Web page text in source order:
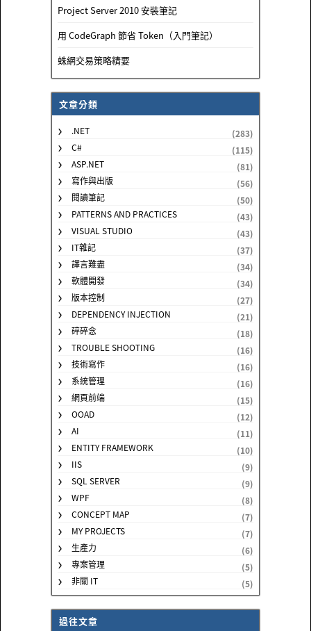
Project Server 2010 安裝筆記
用 CodeGraph 節省 Token（入門筆記）
蛛網交易策略精要
文章分類
.NET
(283)
C#
(115)
ASP.NET
(81)
寫作與出版
(56)
閱讀筆記
(50)
PATTERNS AND PRACTICES
(43)
VISUAL STUDIO
(43)
IT雜記
(37)
譯言難盡
(34)
軟體開發
(34)
版本控制
(27)
DEPENDENCY INJECTION
(21)
碎碎念
(18)
TROUBLE SHOOTING
(16)
技術寫作
(16)
系統管理
(16)
網頁前端
(15)
OOAD
(12)
AI
(11)
ENTITY FRAMEWORK
(10)
IIS
(9)
SQL SERVER
(9)
WPF
(8)
CONCEPT MAP
(7)
MY PROJECTS
(7)
生產力
(6)
專案管理
(5)
非關 IT
(5)
過往文章